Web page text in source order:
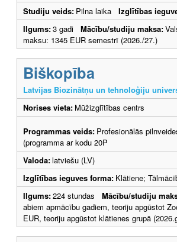
Studiju veids: Pilna laika Izglītības
Ilgums:3 gadi Mācību/studiju maksa:
maksu: 1345 EUR semestrī (2026./27.)
Biškopība
Latvijas Biozinātņu un tehnoloģiju
Norises vieta: Mūžizglītības centrs
Programmas veids: Profesionālās
(programma ar kodu 20P
Valoda:latviešu (LV)
Izglītības ieguves forma: Klātiene;
Ilgums:224 stundas Mācību/studiju
abiem apmācību gadiem, teoriju apgūstot
EUR, teoriju apgūstot klātienes grupā